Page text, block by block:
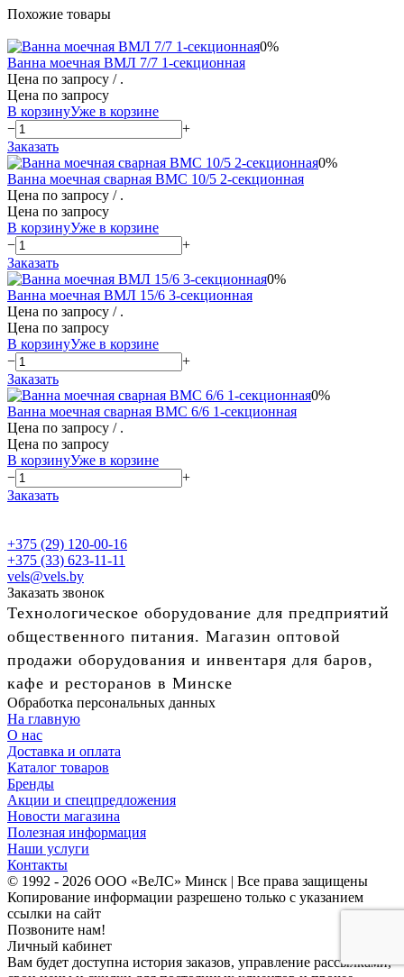
Похожие товары
0%
Ванна моечная ВМЛ 7/7 1-секционная
Цена по запросу / .
Цена по запросу
В корзинуУже в корзине
−
+
Заказать
0%
Ванна моечная сварная ВМС 10/5 2-секционная
Цена по запросу / .
Цена по запросу
В корзинуУже в корзине
−
+
Заказать
0%
Ванна моечная ВМЛ 15/6 3-секционная
Цена по запросу / .
Цена по запросу
В корзинуУже в корзине
−
+
Заказать
0%
Ванна моечная сварная ВМС 6/6 1-секционная
Цена по запросу / .
Цена по запросу
В корзинуУже в корзине
−
+
Заказать
+375 (29) 120-00-16
+375 (33) 623-11-11
vels@vels.by
Заказать звонок
Технологическое оборудование для предприятий
общественного питания. Магазин оптовой
продажи оборудования и инвентаря для баров,
кафе и ресторанов в Минске
Обработка персональных данных
На главную
О нас
Доставка и оплата
Каталог товаров
Бренды
Акции и спецпредложения
Новости магазина
Полезная информация
Наши услуги
Контакты
© 1992 - 2026 ООО «ВеЛС» Минск | Все права защищены
Копирование информации разрешено только с указанием
ссылки на сайт
Позвоните нам!
Личный кабинет
Вам будет доступна история заказов, управление рассылками,